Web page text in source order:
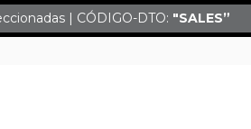
| CÓDIGO-DTO: "SALES”